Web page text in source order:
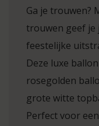
Ga je trouwen?
trouwen geef je
feestelijke
Deze luxe
rosegolden
grote witte
Perfect voor